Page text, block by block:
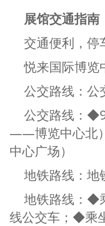
展馆交通指南
交通便利，停
悦来国际博览
公交路线：公
公交路线：
——博览中心北
中心广场）
地铁路线：地
地铁路线：◆
线公交车；◆乘